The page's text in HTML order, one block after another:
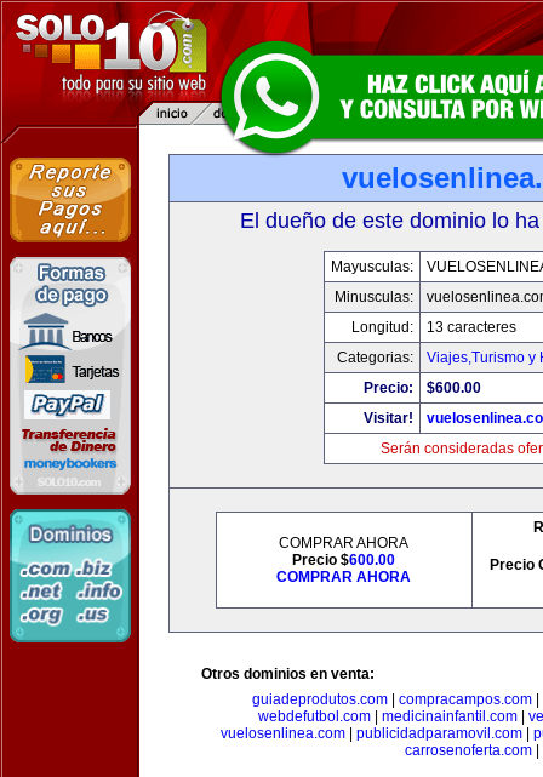
El dueño de este dominio lo
Mayusculas:
Minusculas:
Longitud:
13 caracteres
Categorias:
Viajes,Turismo y
Precio:
$600.00
Visitar!
Serán consideradas
COMPRAR AHORA
Precio $600.00
COMPRAR AHORA
Precio
Otros dominios en venta:
guiadeprodutos.com| compracampos.com|
webdefutbol.com| medicinainfantil.com|
vuelosenlinea.com
publicidadparamovil.com
carrosenoferta.com|